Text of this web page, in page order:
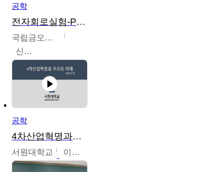
공학
전자회로실험-PSPICE 시뮬레이션
국립금오공과대학교
신경욱
공학
4차산업혁명과우리의미래
서원대학교 이병권